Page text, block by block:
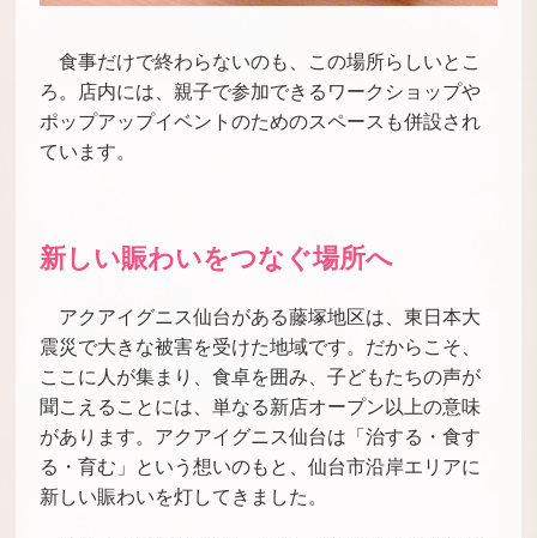
食事だけで終わらないのも、この場所らしいとこ
ろ。店内には、親子で参加できるワークショップや
ポップアップイベントのためのスペースも併設され
ています。
新しい賑わいをつなぐ場所へ
アクアイグニス仙台がある藤塚地区は、東日本大
震災で大きな被害を受けた地域です。だからこそ、
ここに人が集まり、食卓を囲み、子どもたちの声が
聞こえることには、単なる新店オープン以上の意味
があります。アクアイグニス仙台は「治する・食す
る・育む」という想いのもと、仙台市沿岸エリアに
新しい賑わいを灯してきました。